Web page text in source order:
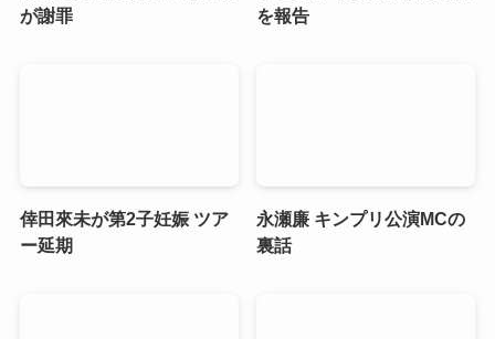
が謝罪
を報告
倖田來未が第2子妊娠 ツア
ー延期
永瀬廉 キンプリ公演MCの
裏話